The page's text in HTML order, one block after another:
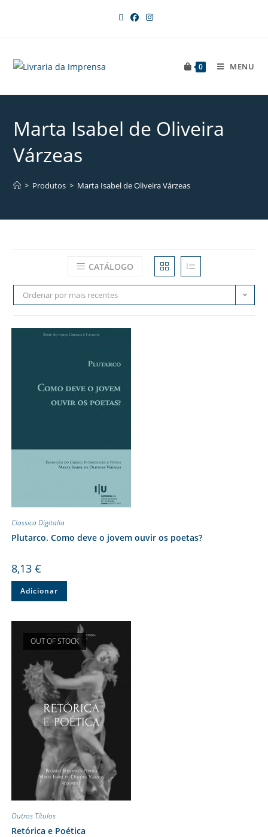
0 MENU
Marta Isabel de Oliveira
Várzeas
> Produtos > Marta Isabel de Oliveira Várzeas
CATÁLOGO
Ordenar por mais recentes
Classica Digitalia
Plutarco. Como deve o jovem ouvir os poetas?
8,13 €
Adicionar
OUT OF STOCK
Outros Títulos
Retórica e Poética